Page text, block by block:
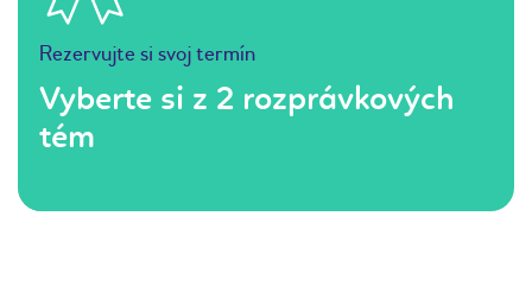
Rezervujte si svoj termín
Vyberte si z 2 rozprávkových
tém